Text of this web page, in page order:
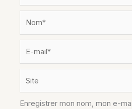
mail*
Enregistrer mon nom, mon e-